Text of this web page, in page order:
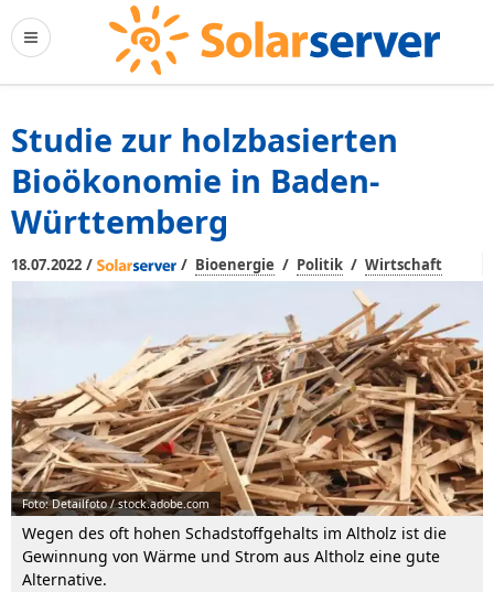
Studie zur holzbasierten
Bioökonomie in Baden-
Württemberg
18.07.2022 / / Bioenergie / Politik / Wirtschaft
Foto: Detailfoto / stock.adobe.com
Wegen des oft hohen Schadstoffgehalts im Altholz ist die
Gewinnung von Wärme und Strom aus Altholz eine gute
Alternative.